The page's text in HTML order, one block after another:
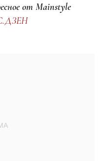
от Mainstyle